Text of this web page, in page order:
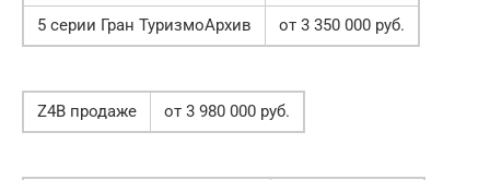
5 серии Гран ТуризмоАрхив
от 3 350 000 руб.
Z4В продаже от 3 980 000 руб.